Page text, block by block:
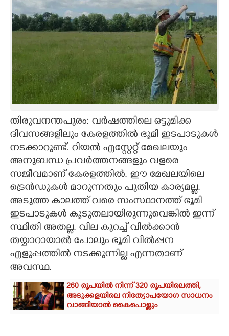
SPIRITUAL
ART
ASTRO
CARTOONS
LITERATURE
ZOOM
CONTACT US
തിരുവനന്തപുരം: വര്‍ഷത്തിലെ ഒട്ടുമിക്ക
ദിവസങ്ങളിലും കേരളത്തില്‍ ഭൂമി ഇടപാടുകള്‍
നടക്കാറുണ്ട്. റിയല്‍ എസ്റ്റേറ്റ് മേഖലയും
അനുബന്ധ പ്രവര്‍ത്തനങ്ങളും വളരെ
സജീവമാണ് കേരളത്തില്‍. ഈ മേഖലയിലെ
ട്രെന്‍ഡുകള്‍ മാറുന്നതും പുതിയ കാര്യമല്ല.
അടുത്ത കാലത്ത് വരെ സംസ്ഥാനത്ത് ഭൂമി
ഇടപാടുകള്‍ കൂടുതലായിരുന്നുവെങ്കില്‍ ഇന്ന്
സ്ഥിതി അതല്ല. വില കുറച്ച് വില്‍ക്കാന്‍
തയ്യാറായാല്‍ പോലും ഭൂമി വില്‍പ്പന
എളുപ്പത്തില്‍ നടക്കുന്നില്ല എന്നതാണ്
അവസ്ഥ.
260 രൂപയിൽ നിന്ന് 320 രൂപയിലെത്തി,
അടുക്കളയിലെ നിത്യോപയോഗ സാധനം
വാങ്ങിയാൽ കൈപൊള്ളും